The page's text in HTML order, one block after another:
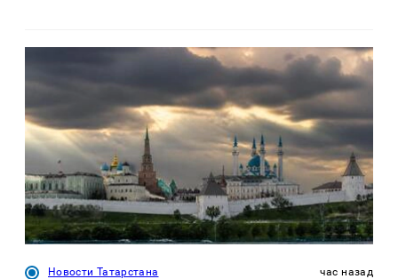
Новости Татарстана час назад